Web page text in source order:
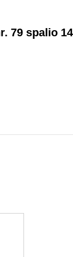
79 spalio